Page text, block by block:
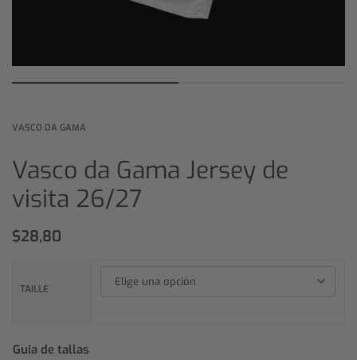
VASCO DA GAMA
Vasco da Gama Jersey de
visita 26/27
$28,80
TAILLE
Guia de tallas